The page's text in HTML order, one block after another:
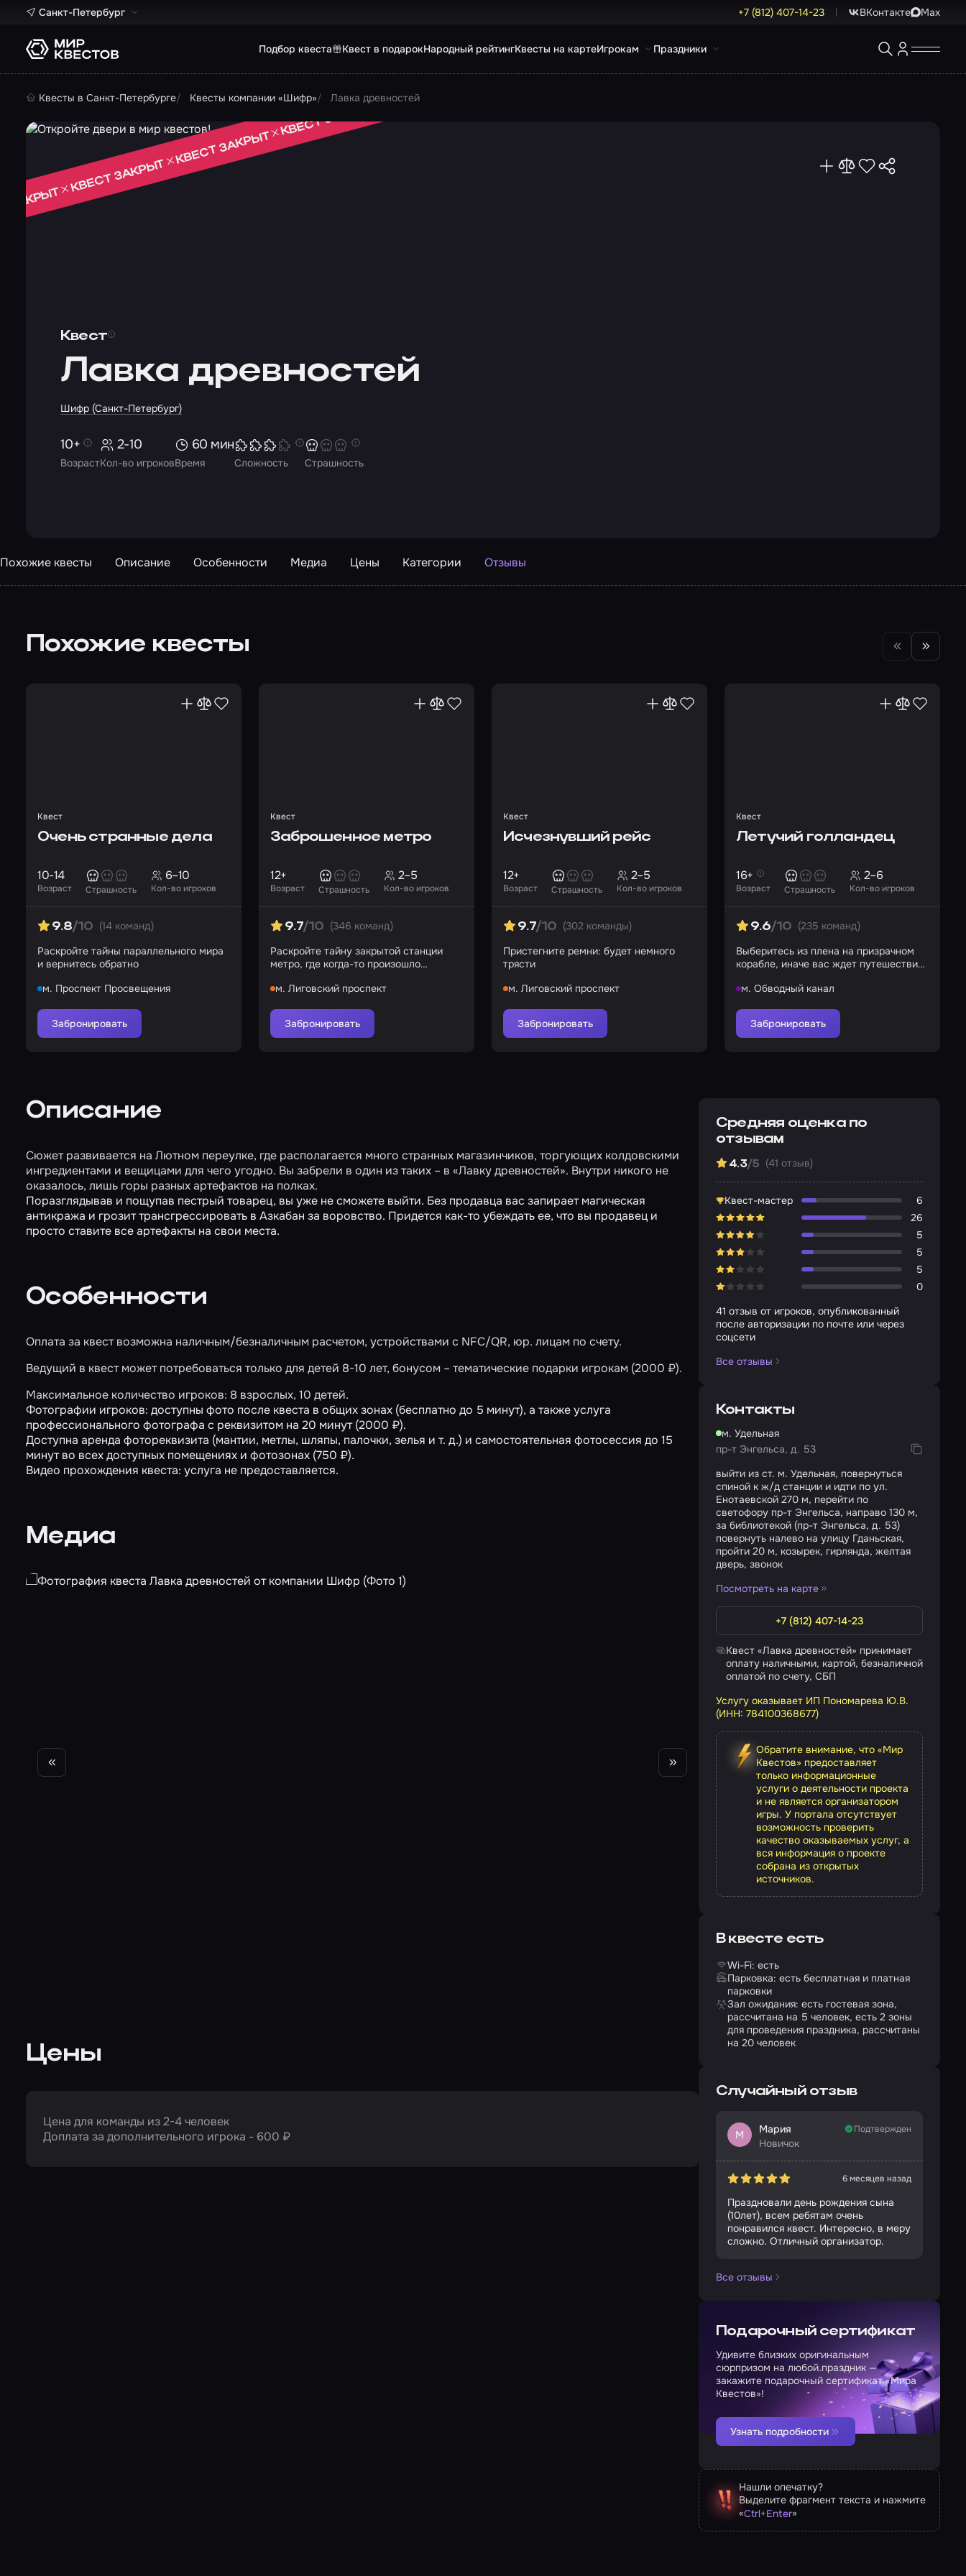
Санкт-Петербург +7 (812) 407-14-23 ВКонтакте Max
Подбор квеста Квест в подарокНародный рейтингКвесты на картеИгрокам Праздники
Квесты в Санкт-Петербурге Квесты компании «Шифр» Лавка древностей
Квест
Лавка древностей
Шифр (Санкт-Петербург)
ЗАКРЫТ
КВЕСТ ЗАКРЫТ
КВЕСТ ЗАКРЫТ
КВЕСТ ЗАКРЫТ
Возраст
10+
Кол-во игроков
2-10
Время
60 мин
Сложность Страшность
Похожие квесты Описание Особенности Медиа Цены Категории Отзывы
Похожие квесты
Квест
Очень странные дела
Возраст
10-14
Страшность Кол-во игроков
6–10
9.8/10 (14 команд)
Раскройте тайны параллельного мира
и вернитесь обратно
м. Проспект Просвещения
Забронировать
Квест
Заброшенное метро
Возраст
12+
Страшность Кол-во игроков
2–5
9.7/10 (346 команд)
Раскройте тайну закрытой станции
метро, где когда-то произошло
м. Лиговский проспект
Забронировать
Квест
Исчезнувший рейс
Возраст
12+
Страшность Кол-во игроков
2–5
9.7/10 (302 команды)
Пристегните ремни: будет немного
трясти
м. Лиговский проспект
Забронировать
Квест
Летучий голландец
Возраст
16+
Страшность Кол-во игроков
2–6
9.6/10 (235 команд)
Выберитесь из плена на призрачном
корабле, иначе вас ждет путешествие
м. Обводный канал
Забронировать
Описание
Сюжет развивается на Лютном переулке, где располагается много странных магазинчиков, торгующих колдовскими
ингредиентами и вещицами для чего угодно. Вы забрели в один из таких – в «Лавку древностей». Внутри никого не
оказалось, лишь горы разных артефактов на полках.
Поразглядывав и пощупав пестрый товарец, вы уже не сможете выйти. Без продавца вас запирает магическая
антикража и грозит трансгрессировать в Азкабан за воровство. Придется как-то убеждать ее, что вы продавец и
просто ставите все артефакты на свои места.
Особенности
Оплата за квест возможна наличным/безналичным расчетом, устройствами с NFC/QR, юр. лицам по счету.
Ведущий в квест может потребоваться только для детей 8-10 лет, бонусом – тематические подарки игрокам (2000 ₽).
Максимальное количество игроков: 8 взрослых, 10 детей.
Фотографии игроков: доступны фото после квеста в общих зонах (бесплатно до 5 минут), а также услуга
профессионального фотографа с реквизитом на 20 минут (2000 ₽).
Доступна аренда фотореквизита (мантии, метлы, шляпы, палочки, зелья и т. д.) и самостоятельная фотосессия до 15
минут во всех доступных помещениях и фотозонах (750 ₽).
Видео прохождения квеста: услуга не предоставляется.
Медиа
Цены
Цена для команды из 2-4 человек
Доплата за дополнительного игрока - 600 ₽
Средняя оценка по
отзывам
4.3/5 (41 отзыв)
Квест-мастер
6
26
5
5
5
0
41 отзыв от игроков, опубликованный
после авторизации по почте или через
соцсети
Все отзывы
Контакты
м. Удельная
пр-т Энгельса, д. 53
выйти из ст. м. Удельная, повернуться
спиной к ж/д станции и идти по ул.
Енотаевской 270 м, перейти по
светофору пр-т Энгельса, направо 130 м,
за библиотекой (пр-т Энгельса, д. 53)
повернуть налево на улицу Гданьская,
пройти 20 м, козырек, гирлянда, желтая
дверь, звонок
Посмотреть на карте
+7 (812) 407-14-23
Квест «Лавка древностей» принимает
оплату наличными, картой, безналичной
оплатой по счету, СБП
Услугу оказывает ИП Пономарева Ю.В.
(ИНН: 784100368677)
Обратите внимание, что «Мир
Квестов» предоставляет
только информационные
услуги о деятельности проекта
и не является организатором
игры. У портала отсутствует
возможность проверить
качество оказываемых услуг, а
вся информация о проекте
собрана из открытых
источников.
В квесте есть
Wi-Fi: есть
Парковка: есть бесплатная и платная
парковки
Зал ожидания: есть гостевая зона,
рассчитана на 5 человек, есть 2 зоны
для проведения праздника, рассчитаны
на 20 человек
Случайный отзыв
М
Мария
Новичок
Подтвержден
6 месяцев назад
Праздновали день рождения сына
(10лет), всем ребятам очень
понравился квест. Интересно, в меру
сложно. Отличный организатор.
Все отзывы
Подарочный сертификат
Удивите близких оригинальным
сюрпризом на любой праздник —
закажите подарочный сертификат «Мира
Квестов»!
Узнать подробности
Нашли опечатку?
Выделите фрагмент текста и нажмите
«Ctrl+Enter»